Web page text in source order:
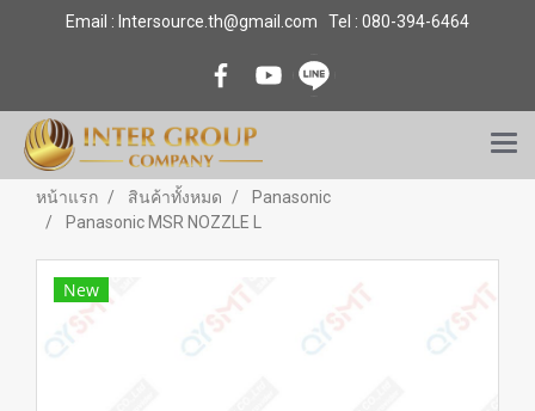
Email : Intersource.th@gmail.com Tel : 080-394-6464
หน้าแรก สินค้าทั้งหมด
Panasonic
Panasonic MSR NOZZLE L
New